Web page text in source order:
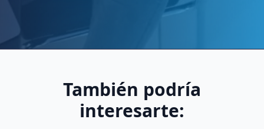
También podría
interesarte: